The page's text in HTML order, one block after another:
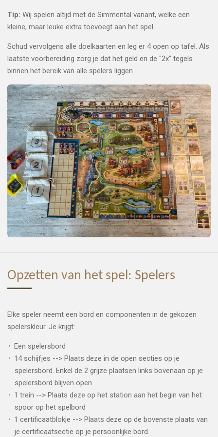
Tip: Wij spelen altijd met de Simmental variant, welke een
kleine, maar leuke extra toevoegt aan het spel.
Schud vervolgens alle doelkaarten en leg er 4 open op tafel. Als
laatste voorbereiding zorg je dat het geld en de "2x" tegels
binnen het bereik van alle spelers liggen.
Opzetten van het spel: Spelers
Elke speler neemt een bord en componenten in de gekozen
spelerskleur. Je krijgt:
Een spelersbord
14 schijfjes --> Plaats deze in de open secties op je
spelersbord. Enkel de 2 grijze plaatsen links bovenaan op je
spelersbord blijven open.
1 trein --> Plaats deze op het station aan het begin van het
spoor op het spelbord
1 certificaatblokje --> Plaats deze op de bovenste plaats van
je certificaatsectie op je persoonlijke bord.